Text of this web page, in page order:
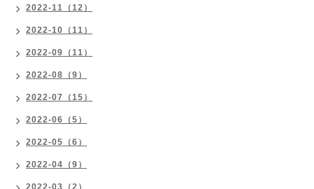
2022-11（12）
2022-10（11）
2022-09（11）
2022-08（9）
2022-07（15）
2022-06（5）
2022-05（6）
2022-04（9）
2022-03（2）